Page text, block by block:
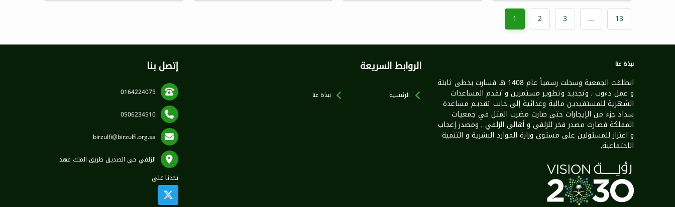
1 2 3 ... 13
نبذة عنا
انطلقت الجمعية وسجلت رسمياً عام 1408 هـ فسارت بخطى ثابتة
و عمل دءوب , وتجديد وتطوير مستمرين و تقدم المساعدات
الشهرية للمستفيدين مالية وغذائية إلى جانب تقديم مساعدة
سداد جزء من الإيجارات حتى صارت مضرب المثل في جمعيات
المملكة فصارت مصدر فخر للزلفي و أهالي الزلفي , ومصدر إعجاب
و اعتزاز للمسئولين على مستوى وزارة الموارد البشرية و التنمية
الاجتماعية,
الروابط السريعة
الرئيسية نبذة عنا
إتصل بنا
0164224075
0506234510
birzulfi@birzulfi.org.sa
الزلفي حي الصديق طريق الملك فهد
تجدنا على